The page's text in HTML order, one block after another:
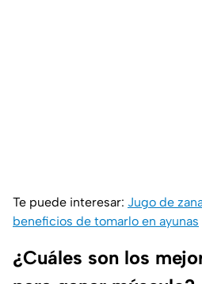
Te puede interesar: Jugo de
beneficios de tomarlo en ayunas
¿Cuáles son los